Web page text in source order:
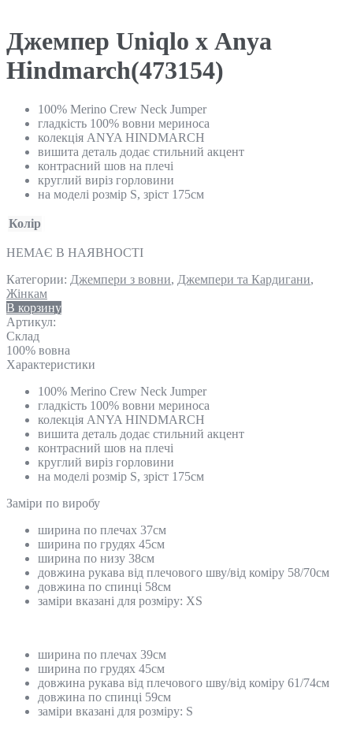
Джемпер Uniqlo х Аnya
Hindmarch(473154)
100% Merino Crew Neck Jumper
гладкість 100% вовни мериноса
колекція ANYA HINDMARCH
вишита деталь додає стильний акцент
контрасний шов на плечі
круглий виріз горловини
на моделі розмір S, зріст 175см
Колір
НЕМАЄ В НАЯВНОСТІ
Категории: Джемпери з вовни, Джемпери та Кардигани,
Жінкам
В корзину
Артикул:
Склад
100% вовна
Характеристики
100% Merino Crew Neck Jumper
гладкість 100% вовни мериноса
колекція ANYA HINDMARCH
вишита деталь додає стильний акцент
контрасний шов на плечі
круглий виріз горловини
на моделі розмір S, зріст 175см
Замiри по виробу
ширина по плечах 37см
ширина по грудях 45см
ширина по низу 38см
довжина рукава від плечового шву/від коміру 58/70см
довжина по спинці 58см
заміри вказані для розміру: ХS
ширина по плечах 39см
ширина по грудях 45см
довжина рукава від плечового шву/від коміру 61/74см
довжина по спинці 59см
заміри вказані для розміру: S